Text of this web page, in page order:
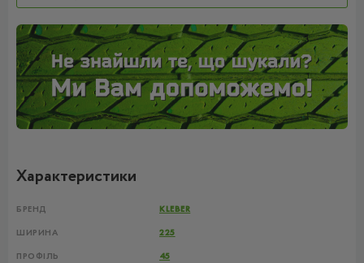
Характеристики
БРЕНД KLEBER
ШИРИНА 225
ПРОФІЛЬ 45